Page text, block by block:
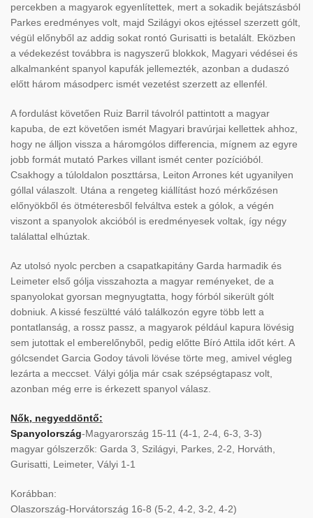
percekben a magyarok egyenlítettek, mert a sokadik bejátszásból
Parkes eredményes volt, majd Szilágyi okos ejtéssel szerzett gólt,
végül előnyből az addig sokat rontó Gurisatti is betalált. Eközben
a védekezést továbbra is nagyszerű blokkok, Magyari védései és
alkalmanként spanyol kapufák jellemezték, azonban a dudaszó
előtt három másodperc ismét vezetést szerzett az ellenfél.
A fordulást követően Ruiz Barril távolról pattintott a magyar
kapuba, de ezt követően ismét Magyari bravúrjai kellettek ahhoz,
hogy ne álljon vissza a háromgólos differencia, mígnem az egyre
jobb formát mutató Parkes villant ismét center pozícióból.
Csakhogy a túloldalon poszttársa, Leiton Arrones két ugyanilyen
góllal válaszolt. Utána a rengeteg kiállítást hozó mérkőzésen
előnyökből és ötméteresből felváltva estek a gólok, a végén
viszont a spanyolok akcióból is eredményesek voltak, így négy
találattal elhúztak.
Az utolsó nyolc percben a csapatkapitány Garda harmadik és
Leimeter első gólja visszahozta a magyar reményeket, de a
spanyolokat gyorsan megnyugtatta, hogy fórból sikerült gólt
dobniuk. A kissé feszültté váló találkozón egyre több lett a
pontatlanság, a rossz passz, a magyarok például kapura lövésig
sem jutottak el emberelőnyből, pedig előtte Bíró Attila időt kért. A
gólcsendet Garcia Godoy távoli lövése törte meg, amivel végleg
lezárta a meccset. Vályi gólja már csak szépségtapasz volt,
azonban még erre is érkezett spanyol válasz.
Nők, negyeddöntő:
Spanyolország-Magyarország 15-11 (4-1, 2-4, 6-3, 3-3)
magyar gólszerzők: Garda 3, Szilágyi, Parkes, 2-2, Horváth,
Gurisatti, Leimeter, Vályi 1-1
Korábban:
Olaszország-Horvátország 16-8 (5-2, 4-2, 3-2, 4-2)